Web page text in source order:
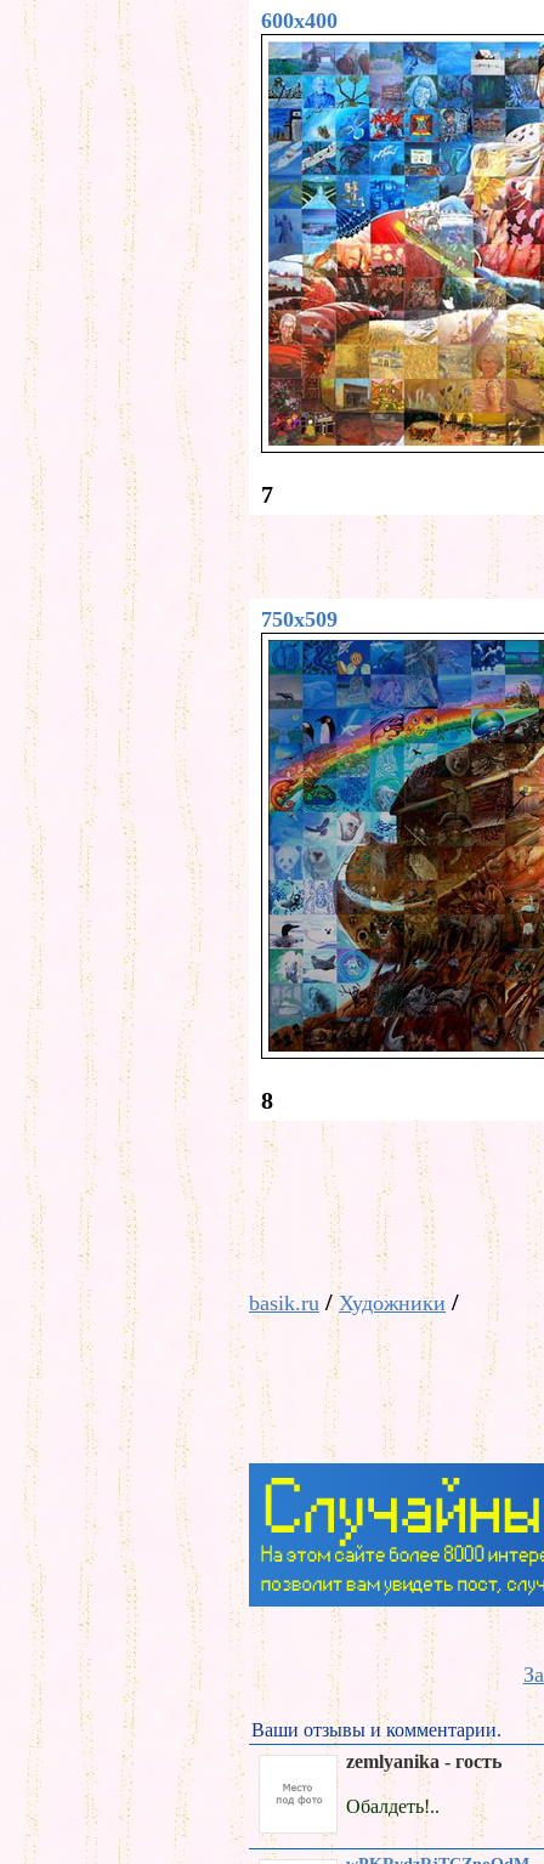
600x400
7
750x509
8
basik.ru /Художники /
Ваши отзывы и комментарии.
zemlyanika - гость
Обалдеть!..